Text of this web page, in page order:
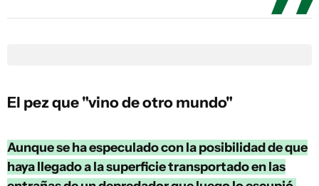
El pez que "vino de otro mundo"
Aunque se ha especulado con la posibilidad de que
haya llegado a la superficie transportado en las